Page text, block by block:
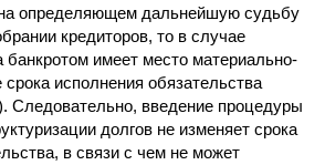
определяющем дальнейшую судьбу
кредиторов, то в случае
банкротом имеет место материально-
исполнения обязательства
Следовательно, введение процедуры
долгов не изменяет срока
в связи с чем не может